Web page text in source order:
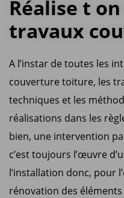
Réalise t
travaux
A l’instar de toutes les
couverture toiture, les
techniques et les
réalisations dans les
bien, une intervention
c’est toujours l’œuvre
l’installation donc, pour
rénovation des